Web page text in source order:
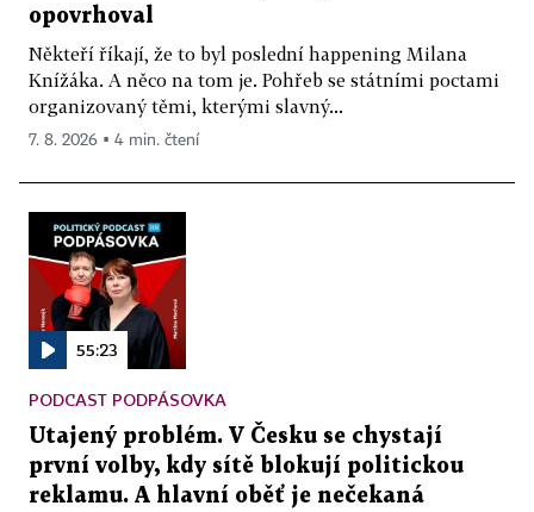
opovrhoval
Někteří říkají, že to byl poslední happening Milana
Knížáka. A něco na tom je. Pohřeb se státními poctami
organizovaný těmi, kterými slavný...
7. 8. 2026 ▪ 4 min. čtení
55:23
PODCAST PODPÁSOVKA
Utajený problém. V Česku se chystají
první volby, kdy sítě blokují politickou
reklamu. A hlavní oběť je nečekaná